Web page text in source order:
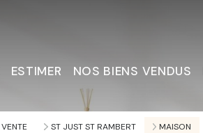
ESTIMER NOS BIENS VENDUS
VENTE ST JUST ST RAMBERT MAISON